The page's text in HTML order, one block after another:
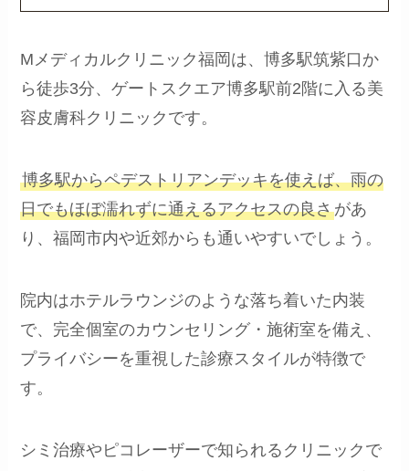
Mメディカルクリニック福岡は、博多駅筑紫口か
ら徒歩3分、ゲートスクエア博多駅前2階に入る美
容皮膚科クリニックです。
博多駅からペデストリアンデッキを使えば、雨の
日でもほぼ濡れずに通えるアクセスの良さがあ
り、福岡市内や近郊からも通いやすいでしょう。
院内はホテルラウンジのような落ち着いた内装
で、完全個室のカウンセリング・施術室を備え、
プライバシーを重視した診療スタイルが特徴で
す。
シミ治療やピコレーザーで知られるクリニックで